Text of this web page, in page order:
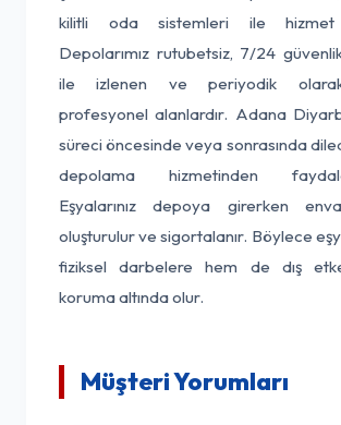
kilitli oda sistemleri ile hizmet
Depolarımız rutubetsiz, 7/24
ile izlenen ve periyodik
profesyonel alanlardır. Adana
süreci öncesinde veya sonrasında
depolama hizmetinden
Eşyalarınız depoya girerken
oluşturulur ve sigortalanır. Böylece
fiziksel darbelere hem de dış
koruma altında olur.
Müşteri Yorumları